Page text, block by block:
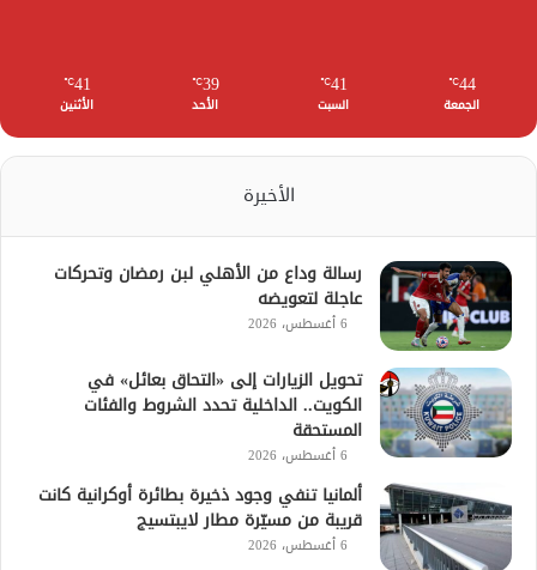
44
℃
الجمعة
41
℃
السبت
39
℃
الأحد
41
℃
الأثنين
الأخيرة
رسالة وداع من الأهلي لبن رمضان وتحركات
عاجلة لتعويضه
6 أغسطس، 2026
تحويل الزيارات إلى «التحاق بعائل» في
الكويت.. الداخلية تحدد الشروط والفئات
المستحقة
6 أغسطس، 2026
ألمانيا تنفي وجود ذخيرة بطائرة أوكرانية كانت
قريبة من مسيّرة مطار لايبتسيج
6 أغسطس، 2026